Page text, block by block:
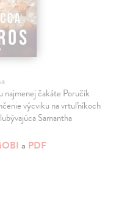
najmenej čakáte Poručík
výcviku na vrtuľníkoch
Samantha
a PDF